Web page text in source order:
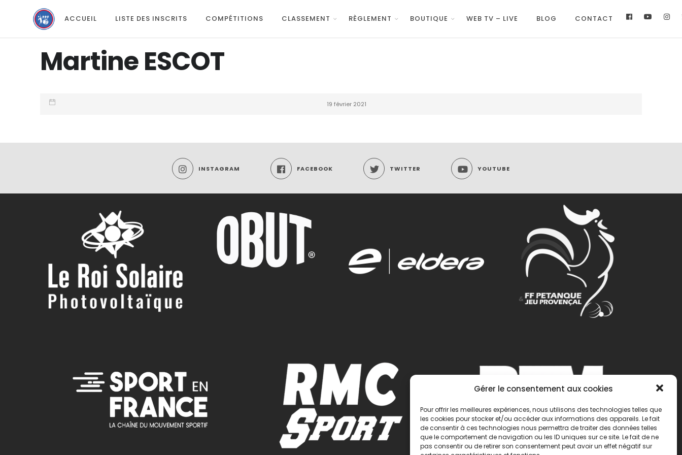
Gérer le consentement aux cookies
Pour offrir les meilleures expériences, nous utilisons des technologies telles que
les cookies pour stocker et/ou accéder aux informations des appareils. Le fait
de consentir à ces technologies nous permettra de traiter des données telles
que le comportement de navigation ou les ID uniques sur ce site. Le fait de ne
pas consentir ou de retirer son consentement peut avoir un effet négatif sur
ACCUEIL LISTE DES INSCRITS COMPÉTITIONS CLASSEMENT RÈGLEMENT BOUTIQUE WEB TV – LIVE BLOG CONTACT
Martine ESCOT
19 février 2021
INSTAGRAM FACEBOOK TWITTER YOUTUBE